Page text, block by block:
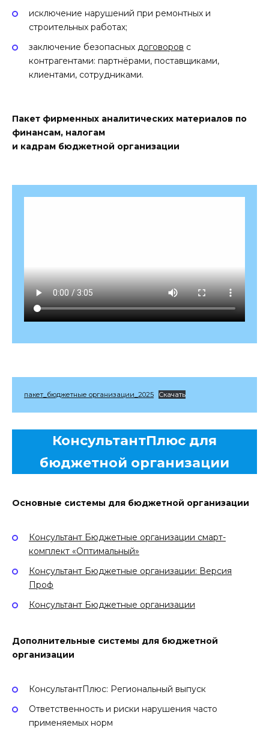
исключение нарушений при ремонтных и
строительных работах;
заключение безопасных договоров с
контрагентами: партнёрами, поставщиками,
клиентами, сотрудниками.
Пакет фирменных аналитических материалов по
финансам, налогам
и кадрам бюджетной организации
пакет_бюджетные организации_2025 Скачать
КонсультантПлюс для
бюджетной организации
Основные системы для бюджетной организации
Консультант Бюджетные организации смарт-
комплект «Оптимальный»
Консультант Бюджетные организации: Версия
Проф
Консультант Бюджетные организации
Дополнительные системы для бюджетной
организации
КонсультантПлюс: Региональный выпуск
Ответственность и риски нарушения часто
применяемых норм